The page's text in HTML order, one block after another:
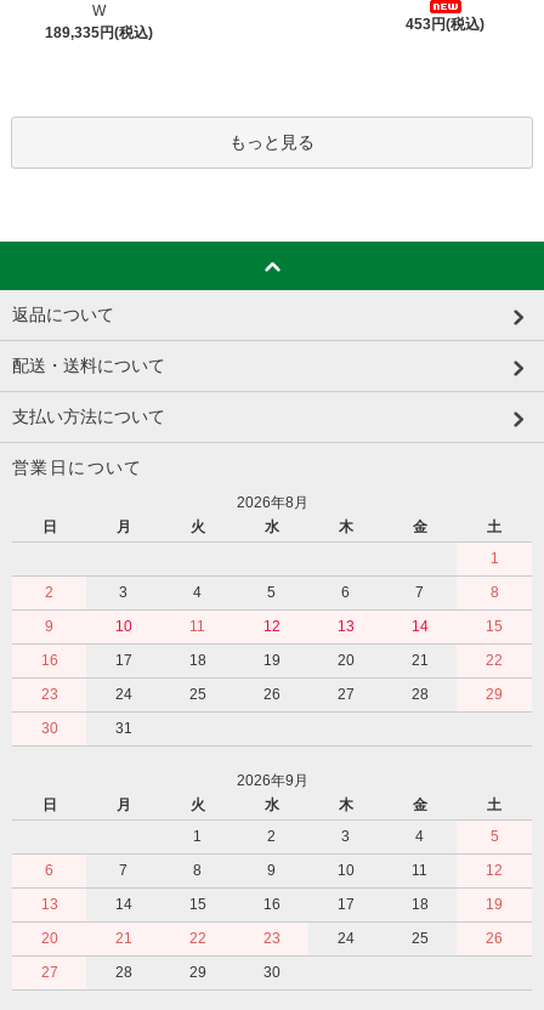
W
189,335円(税込)
453円(税込)
もっと見る
返品について
配送・送料について
支払い方法について
営業日について
2026年8月
日
月 火 水 木 金
土
1
2
3 4 5 6 7
8
9
10 11 12 13 14
15
16
17 18 19 20 21
22
23
24 25 26 27 28
29
30
31
2026年9月
日
月 火 水 木 金
土
1
2 3 4
5
6
7 8 9 10 11
12
13
14 15 16 17 18
19
20
21 22 23 24 25
26
27
28 29 30